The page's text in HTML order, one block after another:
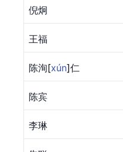
倪炯
王福
陈洵[xún]仁
陈宾
李琳